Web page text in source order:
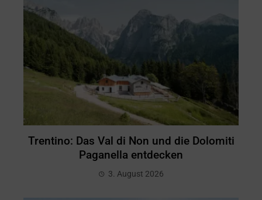
Trentino: Das Val di Non und die Dolomiti
Paganella entdecken
3. August 2026